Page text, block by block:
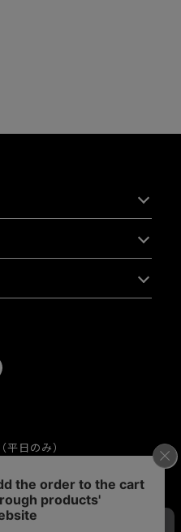
日のみ）
2-16-26 1F・2F